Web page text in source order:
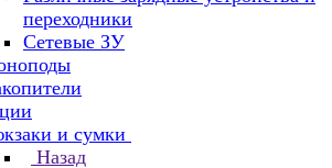
переходники
Сетевые ЗУ
и сумки
Назад